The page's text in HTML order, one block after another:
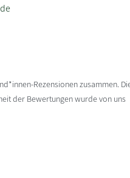
Rezensionen zusammen.
der Bewertungen wurde von uns